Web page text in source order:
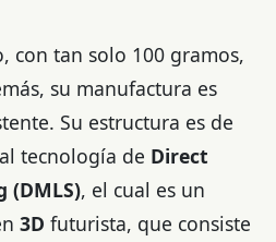
con tan solo 100 gramos,
su manufactura es
Su estructura es de
tecnología de Direct
(DMLS), el cual es un
3D futurista, que consiste